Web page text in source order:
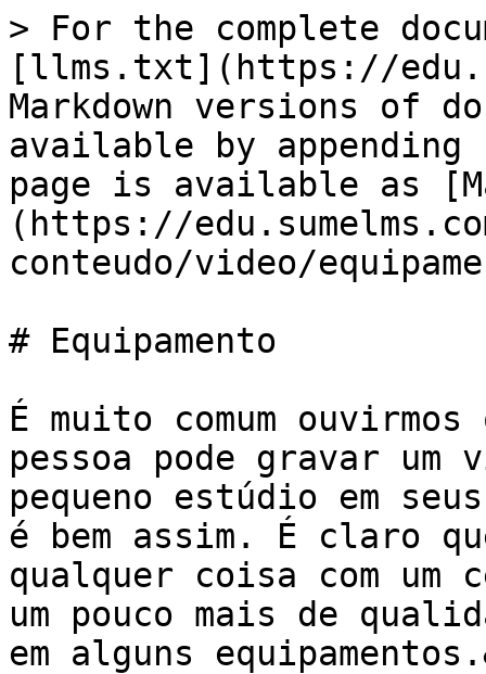
> For the complete
[llms.txt](https://
Markdown versions of
available by
page is available as
(https://
conteudo/video/
# Equipamento
É muito comum
pessoa pode gravar
pequeno estúdio em
é bem assim. É claro
qualquer coisa com
um pouco mais de
em alguns